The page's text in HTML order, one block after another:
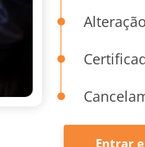
Entrar